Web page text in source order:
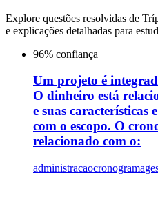
Explore questões resolvidas de
e explicações detalhadas para
96% confiança
Um projeto é
O dinheiro está
e suas características
com o escopo. O
relacionado com o:
administracaocronograma